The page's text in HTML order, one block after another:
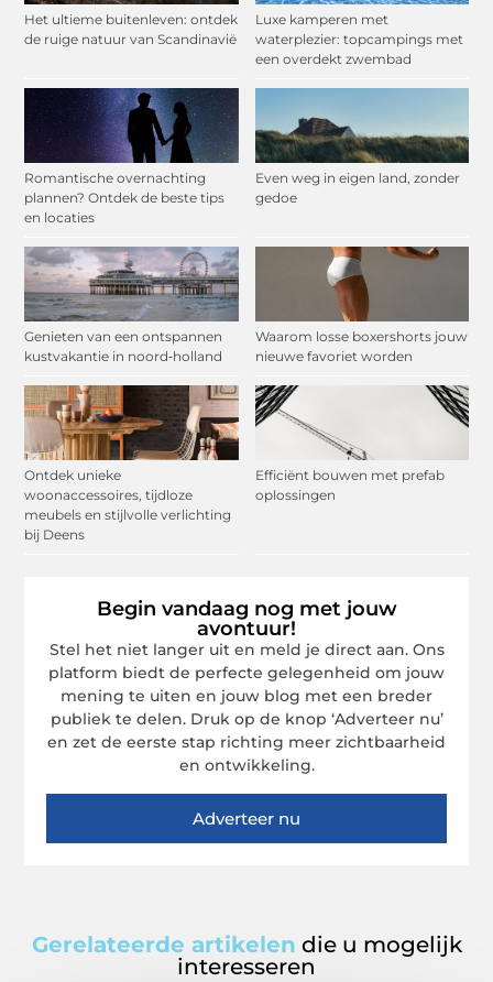
Het ultieme buitenleven: ontdek
de ruige natuur van Scandinavië
Luxe kamperen met
waterplezier: topcampings met
een overdekt zwembad
Romantische overnachting
plannen? Ontdek de beste tips
en locaties
Even weg in eigen land, zonder
gedoe
Genieten van een ontspannen
kustvakantie in noord‑holland
Waarom losse boxershorts jouw
nieuwe favoriet worden
Ontdek unieke
woonaccessoires, tijdloze
meubels en stijlvolle verlichting
bij Deens
Efficiënt bouwen met prefab
oplossingen
Begin vandaag nog met jouw
avontuur!
Stel het niet langer uit en meld je direct aan. Ons
platform biedt de perfecte gelegenheid om jouw
mening te uiten en jouw blog met een breder
publiek te delen. Druk op de knop ‘Adverteer nu’
en zet de eerste stap richting meer zichtbaarheid
en ontwikkeling.
Adverteer nu
Gerelateerde artikelen die u mogelijk
interesseren